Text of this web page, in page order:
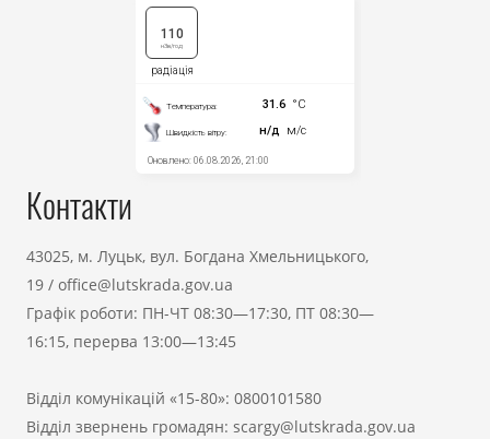
Контакти
43025, м. Луцьк, вул. Богдана Хмельницького,
19 / office@lutskrada.gov.ua
Графік роботи: ПН-ЧТ 08:30—17:30, ПТ 08:30—
16:15, перерва 13:00—13:45
Відділ комунікацій «15-80»: 0800101580
Відділ звернень громадян: scargy@lutskrada.gov.ua